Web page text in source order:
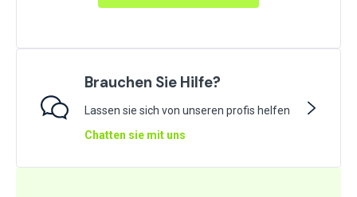
Brauchen Sie Hilfe?
Lassen sie sich von unseren profis helfen
Chatten sie mit uns